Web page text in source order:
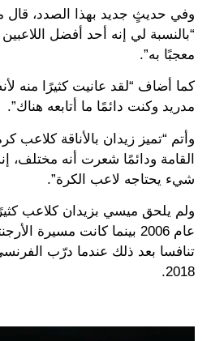
وفي حديثٍ جديد بهذا الصدد،
“بالنسبة لي إنه أحد أفضل
معجبًا به”.
كما أضاف “لقد عانيت كثيرًا منه
مدريد وكنت دائمًا ما أتابعه هناك”.
وأتم “تميز زيدان بالأناقة كلاعب
القامة ودائمًا شعرت أنه مختلف،
شيء يحتاجه لاعب الكرة”.
ولم يلحق ميسي بزيدان كلاعب
عام 2006 بينما كانت مسيرة
2018.